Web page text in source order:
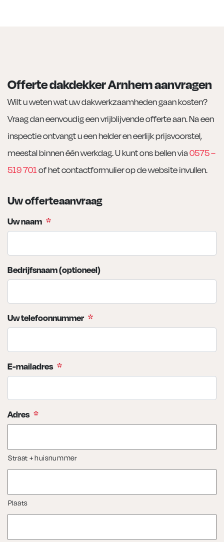
Offerte dakdekker Arnhem aanvragen
Wilt u weten wat uw dakwerkzaamheden gaan kosten?
Vraag dan eenvoudig een vrijblijvende offerte aan. Na een
inspectie ontvangt u een helder en eerlijk prijsvoorstel,
meestal binnen één werkdag. U kunt ons bellen via0575 –
519 701of het contactformulier op de website invullen.
Uw offerteaanvraag
Uw naam *
Bedrijfsnaam (optioneel)
Uw telefoonnummer *
E-mailadres *
Adres *
Straat + huisnummer
Plaats